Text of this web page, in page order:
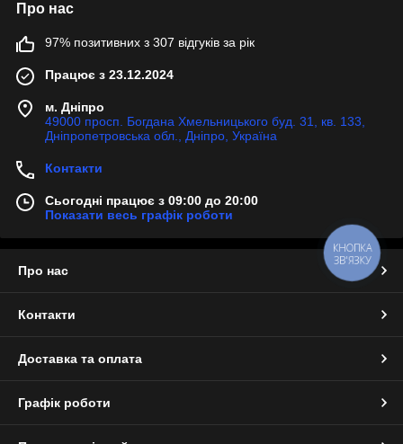
Про нас
97% позитивних з 307 відгуків за рік
Працює з 23.12.2024
м. Дніпро
49000 просп. Богдана Хмельницького буд. 31, кв. 133,
Дніпропетровська обл., Дніпро, Україна
Контакти
Сьогодні працює з 09:00 до 20:00
Показати весь графік роботи
Про нас
Контакти
Доставка та оплата
Графік роботи
КНОПКА
ЗВ'ЯЗКУ